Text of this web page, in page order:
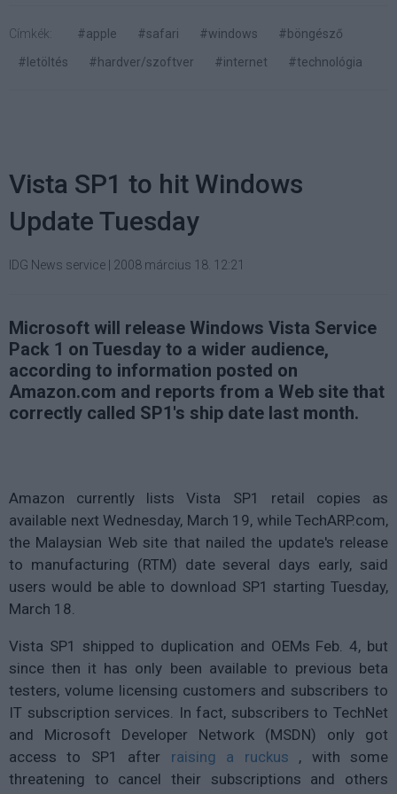
Címkék: #apple #safari #windows
#böngésző
#letöltés
#hardver/szoftver #internet #technológia
Vista SP1 to hit Windows
Update Tuesday
IDG News service 2008 március 18. 12:21
Microsoft will release Windows Vista Service
Pack 1 on Tuesday to a wider audience,
according to information posted on
Amazon.com and reports from a Web site that
correctly called SP1's ship date last month.
Amazon currently lists Vista SP1 retail copies as
available next Wednesday, March 19, while TechARP.com,
the Malaysian Web site that nailed the update's release
to manufacturing (RTM) date several days early, said
users would be able to download SP1 starting Tuesday,
March 18.
Vista SP1 shipped to duplication and OEMs Feb. 4, but
since then it has only been available to previous beta
testers, volume licensing customers and subscribers to
IT subscription services. In fact, subscribers to TechNet
and Microsoft Developer Network (MSDN) only got
access to SP1 after raising a ruckus , with some
threatening to cancel their subscriptions and others